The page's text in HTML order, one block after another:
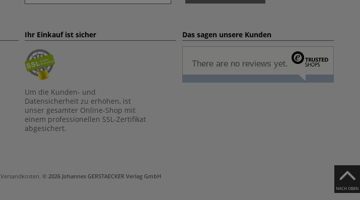
NACH OBEN
Ihr Einkauf ist sicher
Um die Kunden- und
Datensicherheit zu erhöhen, ist
unser gesamter Online-Shop mit
einem professionellen SSL-Zertifikat
abgesichert.
Das sagen unsere Kunden
There are no reviews yet.
Versandkosten. © 2026 Johannes GERSTAECKER Verlag GmbH